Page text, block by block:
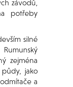
závodů,
potřeby
silné
zejména
půdy, jako
a